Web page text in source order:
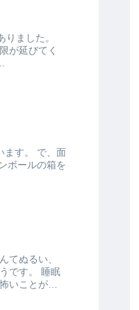
ました。
が延びてく
てぬるい、
。 睡眠
いことが起